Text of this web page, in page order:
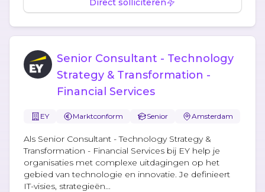
Direct solliciteren
Senior Consultant - Technology
Strategy & Transformation -
Financial Services
EY Marktconform Senior Amsterdam
Als Senior Consultant - Technology Strategy &
Transformation - Financial Services bij EY help je
organisaties met complexe uitdagingen op het
gebied van technologie en innovatie. Je definieert
IT-visies, strategieën...